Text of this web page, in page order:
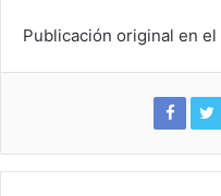
Publicación original en el